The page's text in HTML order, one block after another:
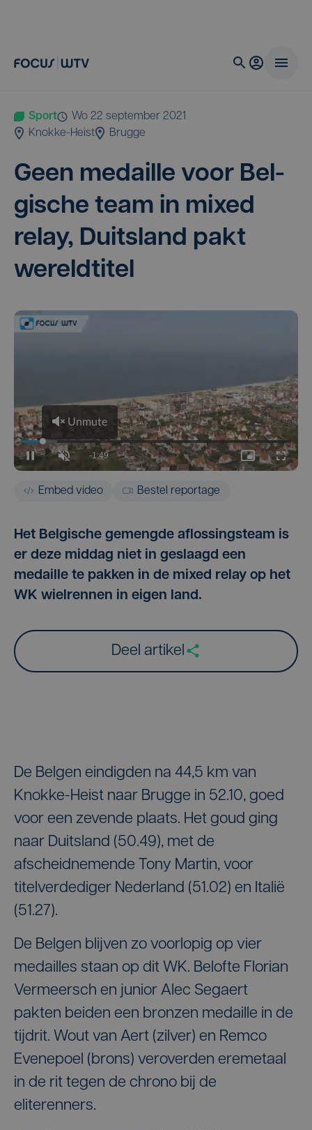
Sport
wo 22 september 2021
Knokke-Heist
Brugge
Geen medail­le voor Bel­
gi­sche team in mixed
relay, Duits­land pakt
wereldtitel
Embed video Bestel reportage
Het Belgische gemengde aflossingsteam is
er deze middag niet in geslaagd een
medaille te pakken in de mixed relay op het
WK wielrennen in eigen land.
Deel artikel
De Belgen eindigden na 44,5 km van
Knokke-Heist naar Brugge in 52.10, goed
voor een zevende plaats. Het goud ging
naar Duitsland (50.49), met de
afscheidnemende Tony Martin, voor
titelverdediger Nederland (51.02) en Italië
(51.27).
De Belgen blijven zo voorlopig op vier
medailles staan op dit WK. Belofte Florian
Vermeersch en junior Alec Segaert
pakten beiden een bronzen medaille in de
tijdrit. Wout van Aert (zilver) en Remco
Evenepoel (brons) veroverden eremetaal
in de rit tegen de chrono bij de
eliterenners.